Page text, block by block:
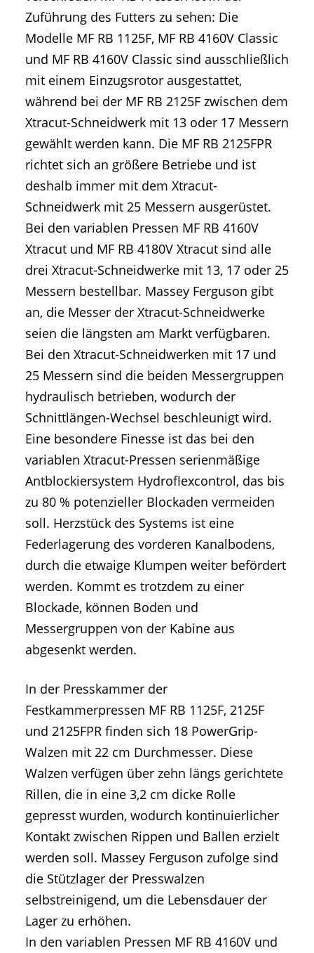
Zuführung des Futters zu sehen: Die
Modelle MF RB 1125F, MF RB 4160V Classic
und MF RB 4160V Classic sind ausschließlich
mit einem Einzugsrotor ausgestattet,
während bei der MF RB 2125F zwischen dem
Xtracut-Schneidwerk mit 13 oder 17 Messern
gewählt werden kann. Die MF RB 2125FPR
richtet sich an größere Betriebe und ist
deshalb immer mit dem Xtracut-
Schneidwerk mit 25 Messern ausgerüstet.
Bei den variablen Pressen MF RB 4160V
Xtracut und MF RB 4180V Xtracut sind alle
drei Xtracut-Schneidwerke mit 13, 17 oder 25
Messern bestellbar. Massey Ferguson gibt
an, die Messer der Xtracut-Schneidwerke
seien die längsten am Markt verfügbaren.
Bei den Xtracut-Schneidwerken mit 17 und
25 Messern sind die beiden Messergruppen
hydraulisch betrieben, wodurch der
Schnittlängen-Wechsel beschleunigt wird.
Eine besondere Finesse ist das bei den
variablen Xtracut-Pressen serienmäßige
Antblockiersystem Hydroflexcontrol, das bis
zu 80 % potenzieller Blockaden vermeiden
soll. Herzstück des Systems ist eine
Federlagerung des vorderen Kanalbodens,
durch die etwaige Klumpen weiter befördert
werden. Kommt es trotzdem zu einer
Blockade, können Boden und
Messergruppen von der Kabine aus
abgesenkt werden.
In der Presskammer der
Festkammerpressen MF RB 1125F, 2125F
und 2125FPR finden sich 18 PowerGrip-
Walzen mit 22 cm Durchmesser. Diese
Walzen verfügen über zehn längs gerichtete
Rillen, die in eine 3,2 cm dicke Rolle
gepresst wurden, wodurch kontinuierlicher
Kontakt zwischen Rippen und Ballen erzielt
werden soll. Massey Ferguson zufolge sind
die Stützlager der Presswalzen
selbstreinigend, um die Lebensdauer der
Lager zu erhöhen.
In den variablen Pressen MF RB 4160V und